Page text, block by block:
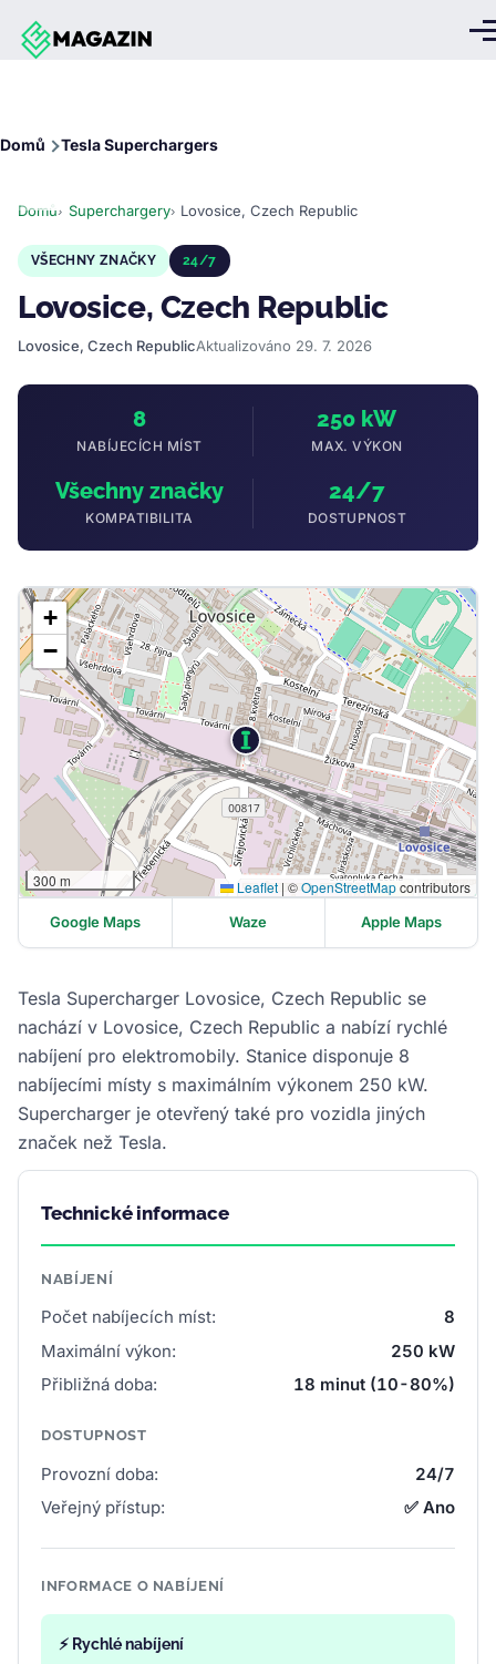
Přejít k hlavnímu obsahu
Domů Tesla Superchargers
Domů Superchargery Lovosice, Czech Republic
VŠECHNY ZNAČKY 24/7
Lovosice, Czech Republic
Lovosice, Czech RepublicAktualizováno 29. 7. 2026
8
NABÍJECÍCH MÍST
250 kW
MAX. VÝKON
Všechny značky
KOMPATIBILITA
24/7
DOSTUPNOST
Tesla Supercharger Lovosice, Czech Republic se
nachází v Lovosice, Czech Republic a nabízí rychlé
nabíjení pro elektromobily. Stanice disponuje 8
nabíjecími místy s maximálním výkonem 250 kW.
Supercharger je otevřený také pro vozidla jiných
značek než Tesla.
Technické informace
NABÍJENÍ
Počet nabíjecích míst:
8
Maximální výkon:
250 kW
Přibližná doba:
18 minut (10-80%)
DOSTUPNOST
Provozní doba:
24/7
Veřejný přístup:
✅ Ano
INFORMACE O NABÍJENÍ
⚡ Rychlé nabíjení
+
−
300 m Leaflet | ©OpenStreetMapcontributors
Google Maps Waze Apple Maps